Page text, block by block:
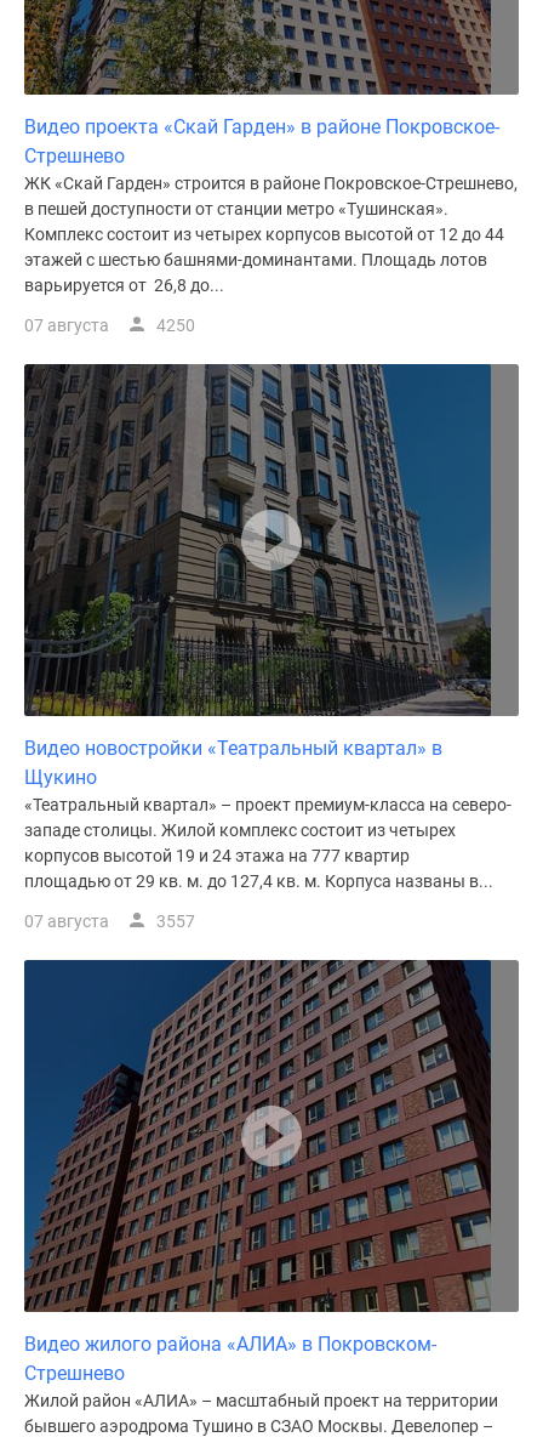
Видео проекта «Скай Гарден» в районе Покровское-
Стрешнево
ЖК «Скай Гарден» строится в районе Покровское-Стрешнево,
в пешей доступности от станции метро «Тушинская».
Комплекс состоит из четырех корпусов высотой от 12 до 44
этажей с шестью башнями-доминантами. Площадь лотов
варьируется от 26,8 до...
07 августа 4250
Видео новостройки «Театральный квартал» в
Щукино
«Театральный квартал» – проект премиум-класса на северо-
западе столицы. Жилой комплекс состоит из четырех
корпусов высотой 19 и 24 этажа на 777 квартир
площадью от 29 кв. м. до 127,4 кв. м. Корпуса названы в...
07 августа 3557
Видео жилого района «АЛИА» в Покровском-
Стрешнево
Жилой район «АЛИА» – масштабный проект на территории
бывшего аэродрома Тушино в СЗАО Москвы. Девелопер –